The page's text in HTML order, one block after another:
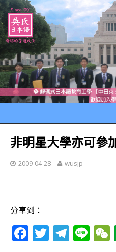
非明星大學亦可參
2009-04-28 wusjp
分享到：
F T T Li